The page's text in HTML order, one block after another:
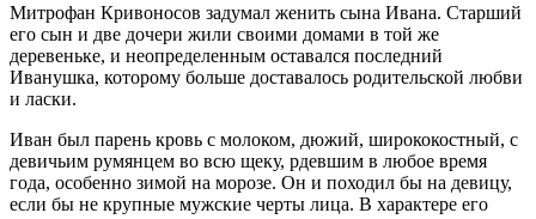
Митрофан Кривоносов задумал женить сына Ивана. Старший
его сын и две дочери жили своими домами в той же
деревеньке, и неопределенным оставался последний
Иванушка, которому больше доставалось родительской любви
и ласки.
Иван был парень кровь с молоком, дюжий, ширококостный, с
девичьим румянцем во всю щеку, рдевшим в любое время
года, особенно зимой на морозе. Он и походил бы на девицу,
если бы не крупные мужские черты лица. В характере его